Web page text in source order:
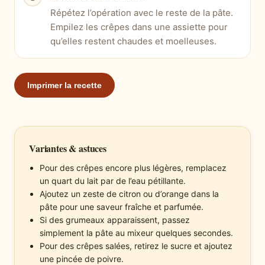
Répétez l’opération avec le reste de la pâte.
Empilez les crêpes dans une assiette pour
qu’elles restent chaudes et moelleuses.
Imprimer la recette
Variantes & astuces
Pour des crêpes encore plus légères, remplacez
un quart du lait par de l’eau pétillante.
Ajoutez un zeste de citron ou d’orange dans la
pâte pour une saveur fraîche et parfumée.
Si des grumeaux apparaissent, passez
simplement la pâte au mixeur quelques secondes.
Pour des crêpes salées, retirez le sucre et ajoutez
une pincée de poivre.